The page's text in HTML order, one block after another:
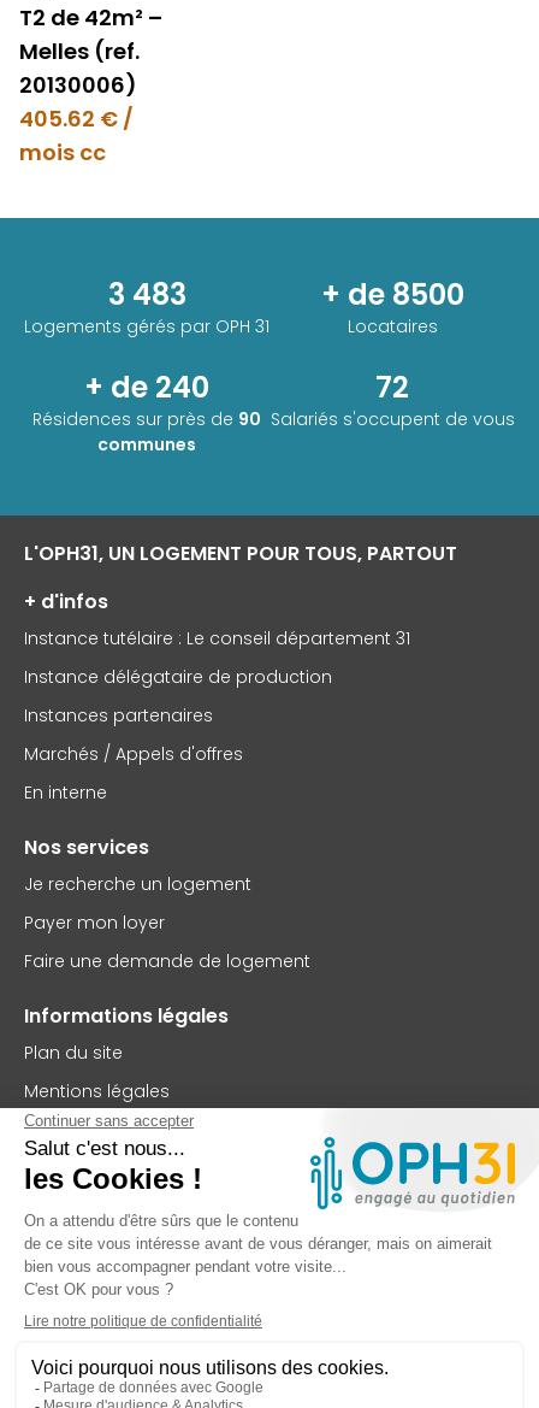
T2 de 42m² –
Melles (ref.
20130006)
405.62 € /
mois cc
3 483
Logements gérés par OPH 31
+ de 8500
Locataires
+ de 240
Résidences sur près de 90
communes
72
Salariés s'occupent de vous
L'OPH31, UN LOGEMENT POUR TOUS, PARTOUT
+ d'infos
Instance tutélaire : Le conseil département 31
Instance délégataire de production
Instances partenaires
Marchés / Appels d'offres
En interne
Nos services
Je recherche un logement
Payer mon loyer
Faire une demande de logement
Informations légales
Plan du site
Mentions légales
Politique de confidentialité
Accessibilité : partiellement conforme
Nous contacter
OPH31
75 rue Saint-Jean
BP 63102
TEL : 05 62 73 56 00